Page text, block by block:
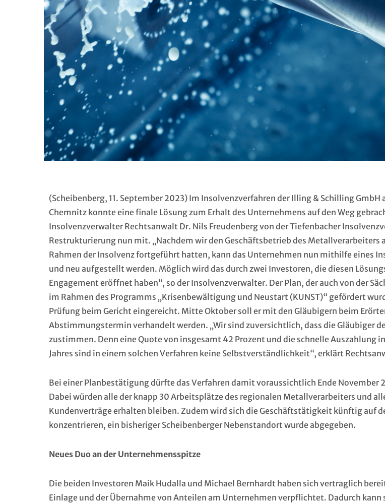
(Scheibenberg, 11. September 2023) Im Insolvenzverfahren der Illing & Schilling
Chemnitz konnte eine finale Lösung zum Erhalt des Unternehmens auf den Weg
Insolvenzverwalter Rechtsanwalt Dr. Nils Freudenberg von der Tiefenbacher
Restrukturierung nun mit. „Nachdem wir den Geschäftsbetrieb des Metallverarbeiters
Rahmen der Insolvenz fortgeführt hatten, kann das Unternehmen nun mithilfe eines
und neu aufgestellt werden. Möglich wird das durch zwei Investoren, die diesen
Engagement eröffnet haben“, so der Insolvenzverwalter. Der Plan, der auch von der
im Rahmen des Programms „Krisenbewältigung und Neustart (KUNST)“ gefördert
Prüfung beim Gericht eingereicht. Mitte Oktober soll er mit den Gläubigern beim
Abstimmungstermin verhandelt werden. „Wir sind zuversichtlich, dass die Gläubiger
zustimmen. Denn eine Quote von insgesamt 42 Prozent und die schnelle Auszahlung
Jahres sind in einem solchen Verfahren keine Selbstverständlichkeit“, erklärt
Bei einer Planbestätigung dürfte das Verfahren damit voraussichtlich Ende November
Dabei würden alle der knapp 30 Arbeitsplätze des regionalen Metallverarbeiters und
Kundenverträge erhalten bleiben. Zudem wird sich die Geschäftstätigkeit künftig auf
konzentrieren, ein bisheriger Scheibenberger Nebenstandort wurde abgegeben.
Neues Duo an der Unternehmensspitze
Die beiden Investoren Maik Hudalla und Michael Bernhardt haben sich vertraglich
Einlage und der Übernahme von Anteilen am Unternehmen verpflichtet. Dadurch